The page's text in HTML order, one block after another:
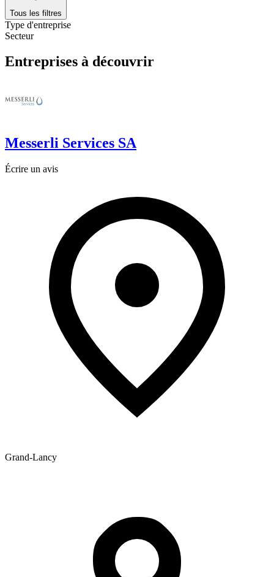
Tous les filtres
Type d'entreprise
Secteur
Entreprises à découvrir
Messerli Services SA
Écrire un avis
Grand-Lancy